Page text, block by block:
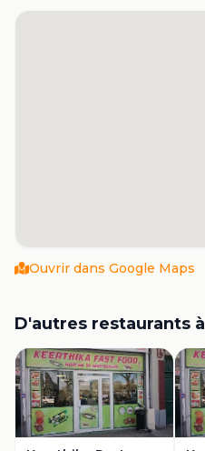
Ouvrir dans Google Maps
D'autres restaurants à